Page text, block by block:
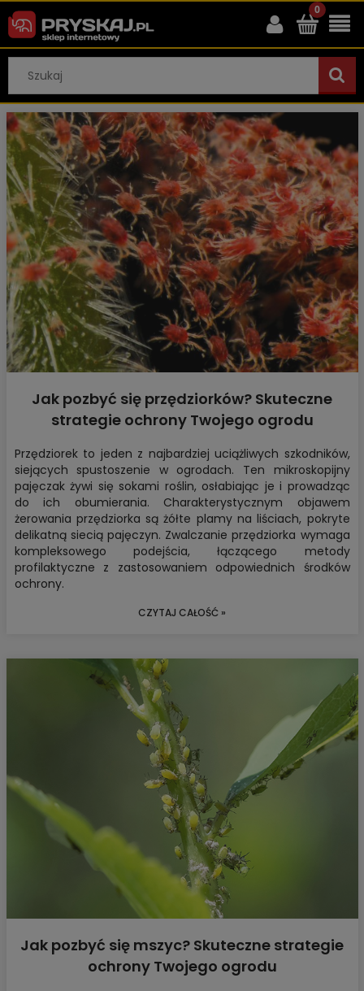
Jak pozbyć się przędziorków? Skuteczne
strategie ochrony Twojego ogrodu
Przędziorek to jeden z najbardziej uciążliwych szkodników,
siejących spustoszenie w ogrodach. Ten mikroskopijny
pajęczak żywi się sokami roślin, osłabiając je i prowadząc
do ich obumierania. Charakterystycznym objawem
żerowania przędziorka są żółte plamy na liściach, pokryte
delikatną siecią pajęczyn. Zwalczanie przędziorka wymaga
kompleksowego podejścia, łączącego metody
profilaktyczne z zastosowaniem odpowiednich środków
ochrony.
CZYTAJ CAŁOŚĆ »
Jak pozbyć się mszyc? Skuteczne strategie
ochrony Twojego ogrodu